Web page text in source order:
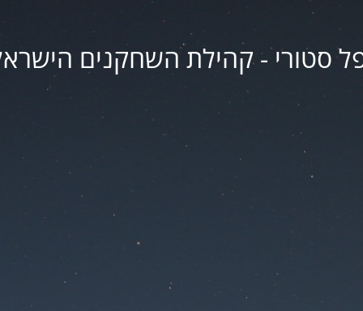
סטורי - קהילת השחקנים